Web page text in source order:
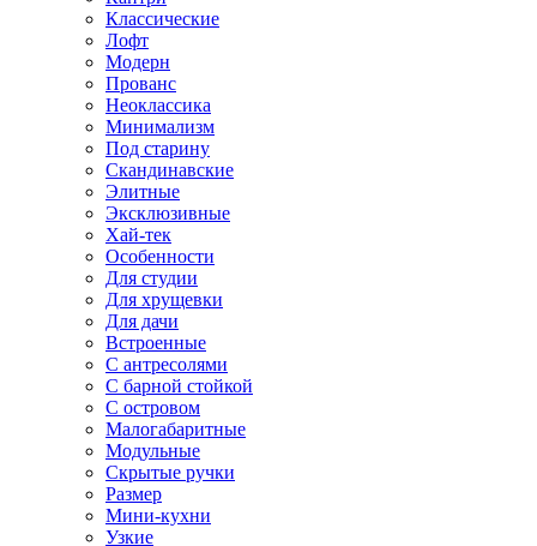
Классические
Лофт
Модерн
Прованс
Неоклассика
Минимализм
Под старину
Скандинавские
Элитные
Эксклюзивные
Хай-тек
Особенности
Для студии
Для хрущевки
Для дачи
Встроенные
С антресолями
С барной стойкой
С островом
Малогабаритные
Модульные
Скрытые ручки
Размер
Мини-кухни
Узкие